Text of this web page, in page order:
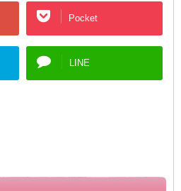
Pocket
LINE